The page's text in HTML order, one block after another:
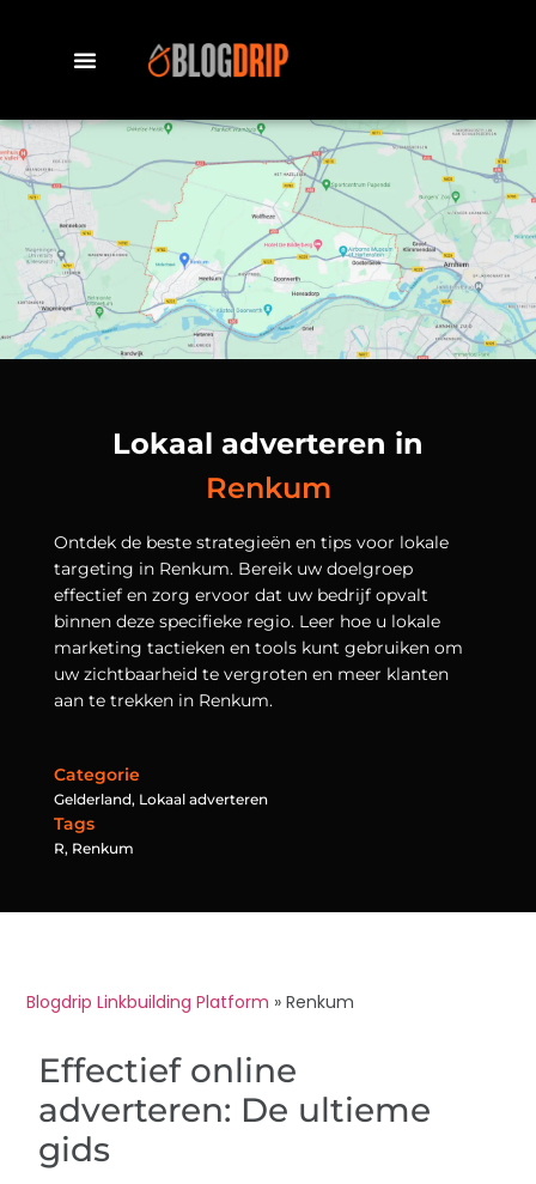
Lokaal adverteren in
Renkum
Ontdek de beste strategieën en tips voor lokale
targeting in Renkum. Bereik uw doelgroep
effectief en zorg ervoor dat uw bedrijf opvalt
binnen deze specifieke regio. Leer hoe u lokale
marketing tactieken en tools kunt gebruiken om
uw zichtbaarheid te vergroten en meer klanten
aan te trekken in Renkum.
Categorie
Gelderland, Lokaal adverteren
Tags
R, Renkum
Blogdrip Linkbuilding Platform »Renkum
Effectief online
adverteren: De ultieme
gids